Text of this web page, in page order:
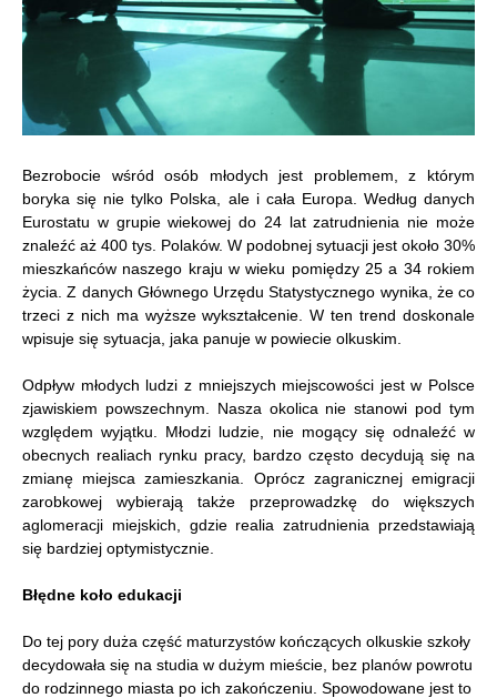
Bezrobocie wśród osób młodych jest problemem, z którym
boryka się nie tylko Polska, ale i cała Europa. Według danych
Eurostatu w grupie wiekowej do 24 lat zatrudnienia nie może
znaleźć aż 400 tys. Polaków. W podobnej sytuacji jest około 30%
mieszkańców naszego kraju w wieku pomiędzy 25 a 34 rokiem
życia. Z danych Głównego Urzędu Statystycznego wynika, że co
trzeci z nich ma wyższe wykształcenie. W ten trend doskonale
wpisuje się sytuacja, jaka panuje w powiecie olkuskim.
Odpływ młodych ludzi z mniejszych miejscowości jest w Polsce
zjawiskiem powszechnym. Nasza okolica nie stanowi pod tym
względem wyjątku. Młodzi ludzie, nie mogący się odnaleźć w
obecnych realiach rynku pracy, bardzo często decydują się na
zmianę miejsca zamieszkania. Oprócz zagranicznej emigracji
zarobkowej wybierają także przeprowadzkę do większych
aglomeracji miejskich, gdzie realia zatrudnienia przedstawiają
się bardziej optymistycznie.
Błędne koło edukacji
Do tej pory duża część maturzystów kończących olkuskie szkoły
decydowała się na studia w dużym mieście, bez planów powrotu
do rodzinnego miasta po ich zakończeniu. Spowodowane jest to